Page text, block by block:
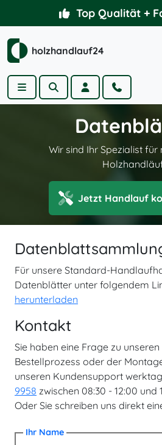
Weiter zum Inhalt4.79 von 5 | 2.366
Handläufe nach
Top Qualität +
holzhandlauf24
Menu Suche Account
Wir sind Ihr Spezialist
Jetzt Handlauf
Für unsere Standard-
Datenblätter unter folgendem
herunterladen
Kontakt
Sie haben eine Frage zu
Bestellprozess oder der
unseren Kundensupport
9958 zwischen 08:30 - 12:00 und
Oder Sie schreiben uns direkt
Ihr Name